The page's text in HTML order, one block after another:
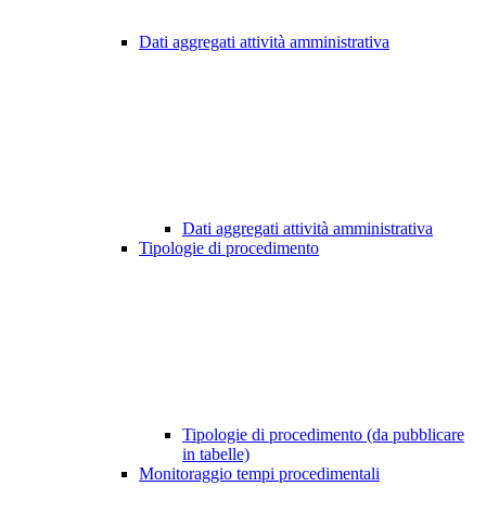
Dati aggregati attività amministrativa
Dati aggregati attività amministrativa
Tipologie di procedimento
Tipologie di procedimento (da pubblicare
in tabelle)
Monitoraggio tempi procedimentali